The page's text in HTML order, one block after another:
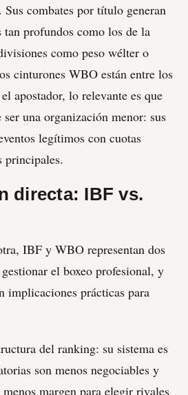
Sus combates por título generan
tan profundos como los de la
como peso wélter o
cinturones WBO están entre los
apostador, lo relevante es que
una organización menor: sus
legítimos con cuotas
principales.
directa: IBF vs.
IBF y WBO representan dos
el boxeo profesional, y
implicaciones prácticas para
del ranking: su sistema es
son menos negociables y
margen para elegir rivales